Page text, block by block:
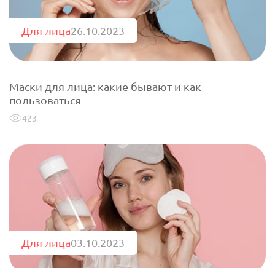
Для лица26.10.2023
Маски для лица: какие бывают и как
пользоваться
423
Для лица03.10.2023